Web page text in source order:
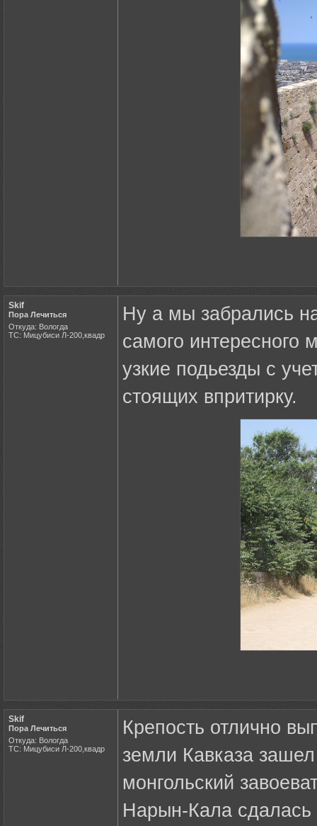
Skif
Пора Лечиться
Откуда: Вологда
ТС: Мицубиси Л-200,квадр
Ну а мы забрались
самого интересного
узкие подьезды с
стоящих впритирку.
Skif
Пора Лечиться
Откуда: Вологда
ТС: Мицубиси Л-200,квадр
Крепость отлично
земли Кавказа
монгольский
Нарын-Кала сдалась